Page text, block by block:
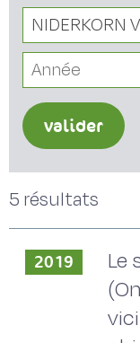
NIDERKORN
Année
valider
5 résultats
2019
Le